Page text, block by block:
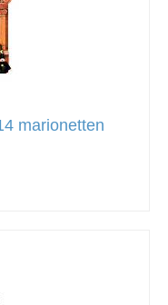
marionetten